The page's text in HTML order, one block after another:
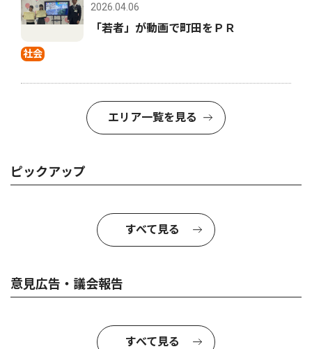
社会
2026.04.06
「若者」が動画で町田をＰＲ
エリア一覧を見る
ピックアップ
すべて見る
意見広告・議会報告
すべて見る